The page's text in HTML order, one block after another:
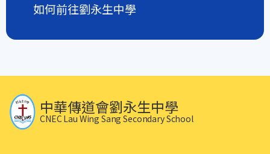
如何前往劉永生中學
中華傳道會劉永生中學
CNEC Lau Wing Sang Secondary School